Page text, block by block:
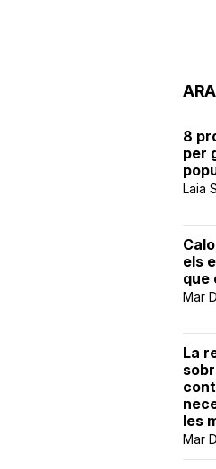
8
per
Laia
els
que
Mar
La
les
Mar